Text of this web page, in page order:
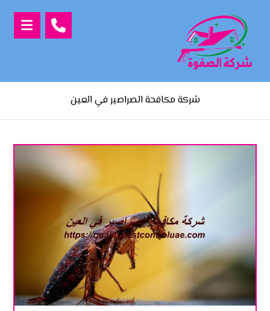
شركة مكافحة الصراصير في العين